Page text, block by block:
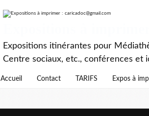
Expositions itinérantes pour
Centre sociaux, etc., conférences et
Accueil Contact TARIFS Expos à